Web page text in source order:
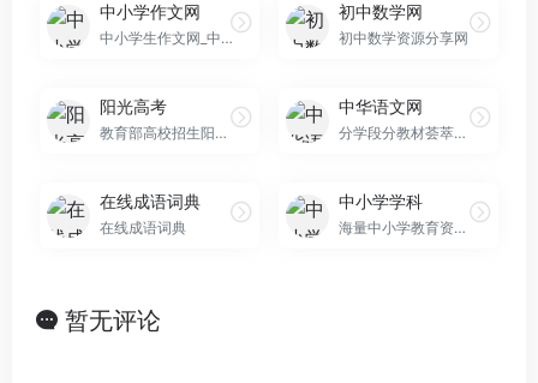
中小学作文网
中小学生作文网_中考高考满分作文_初中作文_高中优秀
初中数学网
初中数学资源分享网
阳光高考
教育部高校招生阳光工程指定平台
中华语文网
分学段分教材荟萃全国各地老师的优秀教案、课件、试题
在线成语词典
在线成语词典
中小学学科
海量中小学教育资源共享平台
暂无评论